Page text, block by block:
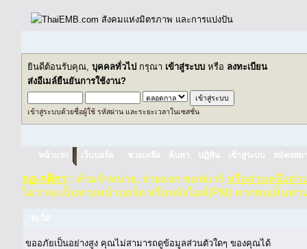
ยินดีต้อนรับคุณ, บุคคลทั่วไป กรุณา เข้าสู่ระบบ หรือ ลงทะเบียน
ส่งอีเมล์ยืนยันการใช้งาน?
เข้าสู่ระบบด้วยชื่อผู้ใช้ รหัสผ่าน และระยะเวลาในเซสชั่น
หน้าแรก เว็บบอร์ด ช่วยเหลือ ค้นหา ปฏิทิน เข้าสู่ระบบ สมัครสม
กฏ-กติกา : ห้ามจำหน่าย, จ่ายแจก ซอฟแวร์ หรือส่วนหนึ่งส่ว
ไม่ว่าจะเป็นทางหน้าบอร์ด หรือหลังไมค์(PM) หากพบเห็นท่า
ขออภัยเป็นอย่างสูง คุณไม่สามารถดูข้อมูลส่วนตัวใดๆ ของคุณได้